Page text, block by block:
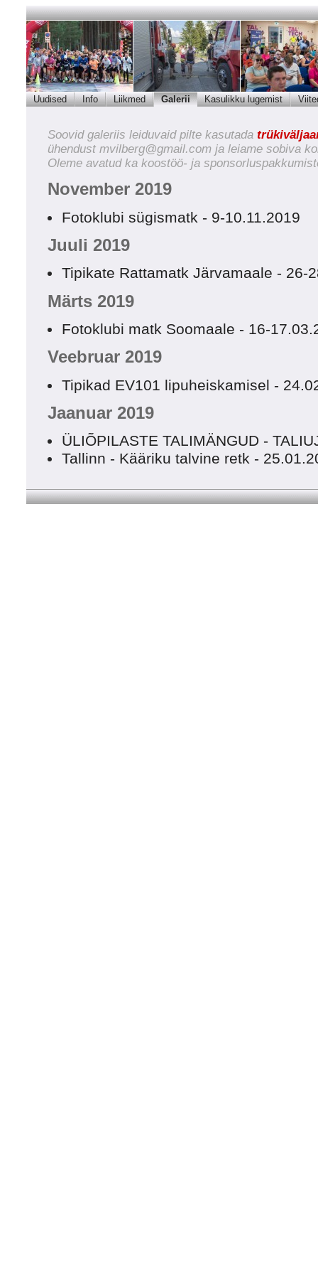
Uudised Info Liikmed Galerii Kasulikku lugemist
Soovid galeriis leiduvaid pilte kasutada
ühendust mvilberg@gmail.com ja leiame sobiva
Oleme avatud ka koostöö- ja
November 2019
Fotoklubi sügismatk - 9-10.11.2019
Juuli 2019
Tipikate Rattamatk Järvamaale - 26-
Märts 2019
Fotoklubi matk Soomaale - 16-
Veebruar 2019
Tipikad EV101 lipuheiskamisel -
Jaanuar 2019
ÜLIÕPILASTE TALIMÄNGUD -
Tallinn - Kääriku talvine retk -